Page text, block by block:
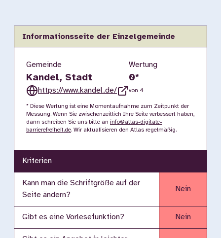
Informationsseite der Einzelgemeinde
Gemeinde
Kandel, Stadt
https://www.kandel.de/
Wertung
0*
von 4
* Diese Wertung ist eine Momentaufnahme zum Zeitpunkt der
Messung. Wenn Sie zwischenzeitlich Ihre Seite verbessert haben,
dann schreiben Sie uns bitte an info@atlas-digitale-
barrierefreiheit.de. Wir aktualisieren den Atlas regelmäßig.
Kriterien
Kann man die Schriftgröße auf der
Seite ändern?
Nein
Gibt es eine Vorlesefunktion? Nein